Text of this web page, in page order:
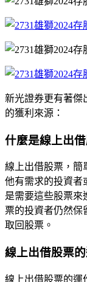
新光證券更有著傑
的獲利來源：
什麼是線上出借
線上出借股票，簡
他有需求的投資者
是需要這些股票來
票的投資者仍然保
取回股票。
線上出借股票
線上出借股票的運